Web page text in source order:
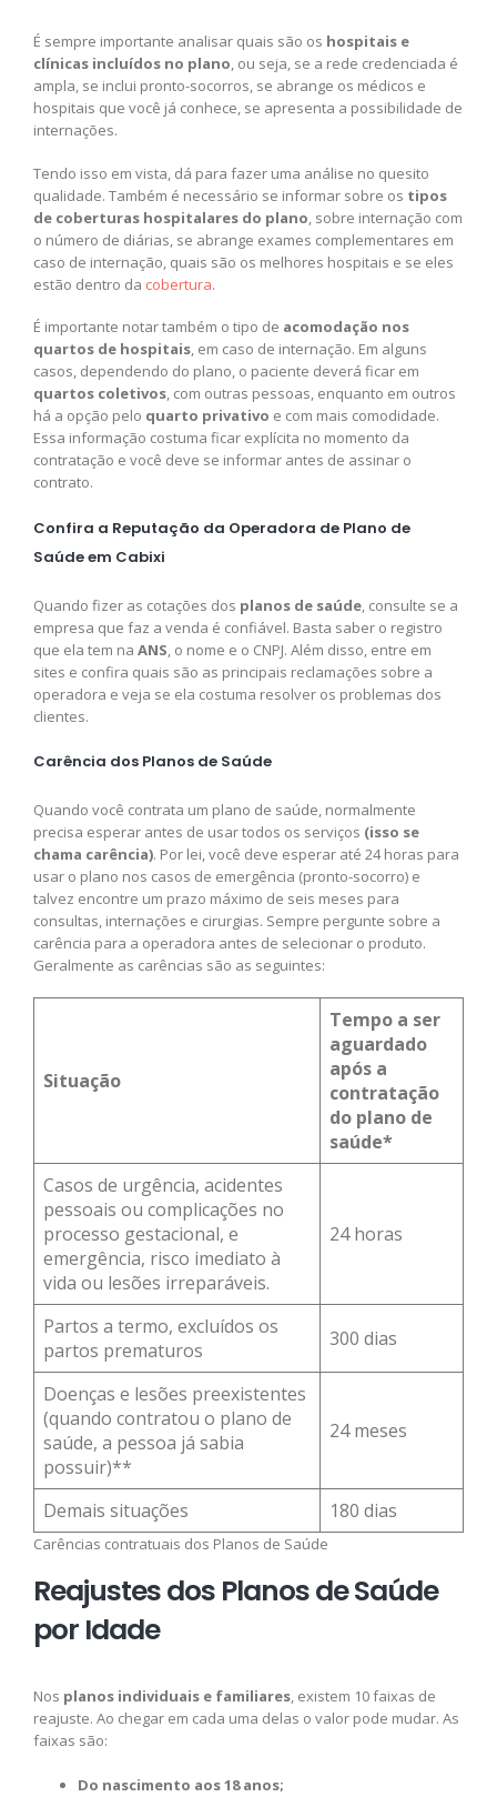
É sempre importante analisar quais são os hospitais e
clínicas incluídos no plano, ou seja, se a rede credenciada é
ampla, se inclui pronto-socorros, se abrange os médicos e
hospitais que você já conhece, se apresenta a possibilidade de
internações.
Tendo isso em vista, dá para fazer uma análise no quesito
qualidade. Também é necessário se informar sobre os tipos
de coberturas hospitalares do plano, sobre internação com
o número de diárias, se abrange exames complementares em
caso de internação, quais são os melhores hospitais e se eles
estão dentro da cobertura.
É importante notar também o tipo de acomodação nos
quartos de hospitais, em caso de internação. Em alguns
casos, dependendo do plano, o paciente deverá ficar em
quartos coletivos, com outras pessoas, enquanto em outros
há a opção pelo quarto privativo e com mais comodidade.
Essa informação costuma ficar explícita no momento da
contratação e você deve se informar antes de assinar o
contrato.
Confira a Reputação da Operadora de Plano de
Saúde em Cabixi
Quando fizer as cotações dos planos de saúde, consulte se a
empresa que faz a venda é confiável. Basta saber o registro
que ela tem na ANS, o nome e o CNPJ. Além disso, entre em
sites e confira quais são as principais reclamações sobre a
operadora e veja se ela costuma resolver os problemas dos
clientes.
Carência dos Planos de Saúde
Quando você contrata um plano de saúde, normalmente
precisa esperar antes de usar todos os serviços (isso se
chama carência). Por lei, você deve esperar até 24 horas para
usar o plano nos casos de emergência (pronto-socorro) e
talvez encontre um prazo máximo de seis meses para
consultas, internações e cirurgias. Sempre pergunte sobre a
carência para a operadora antes de selecionar o produto.
Geralmente as carências são as seguintes:
Situação
Tempo a ser
aguardado
após a
contratação
do plano de
saúde*
Casos de urgência, acidentes
pessoais ou complicações no
processo gestacional, e
emergência, risco imediato à
vida ou lesões irreparáveis.
24 horas
Partos a termo, excluídos os
partos prematuros
300 dias
Doenças e lesões preexistentes
(quando contratou o plano de
saúde, a pessoa já sabia
possuir)**
24 meses
Demais situações 180 dias
Carências contratuais dos Planos de Saúde
Reajustes dos Planos de Saúde
por Idade
Nos planos individuais e familiares, existem 10 faixas de
reajuste. Ao chegar em cada uma delas o valor pode mudar. As
faixas são:
Do nascimento aos 18 anos;